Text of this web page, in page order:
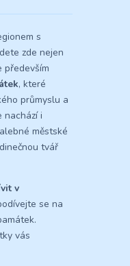
s
zde nejen
především
, které
průmyslu a
nachází i
městské
tvář
v
se na
vás